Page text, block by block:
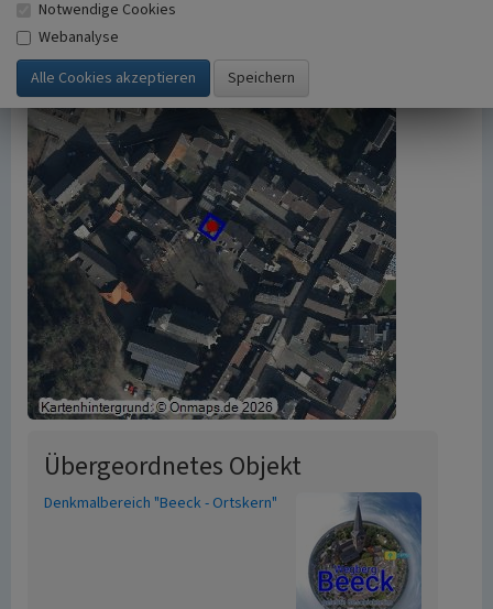
Übergeordnetes Objekt
Denkmalbereich "Beeck - Ortskern"
Notwendige Cookies
Webanalyse